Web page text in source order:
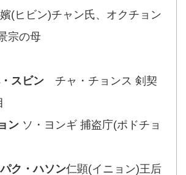
(ヒビン)チャン氏、オクチョン
宗の母
・スビン チャ・チョンス 剣契
ン ソ・ヨンギ 捕盗庁(ポドチョ
ク・ハソン仁顕(イニョン)王后